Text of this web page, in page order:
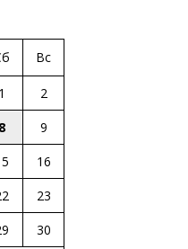
Вс
1
2
8
9
16
23
30